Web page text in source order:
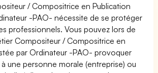
/ Compositrice en Publication
-PAO- nécessite de se protéger
professionnels. Vous pouvez lors de
Compositeur / Compositrice en
par Ordinateur -PAO- provoquer
une personne morale (entreprise) ou